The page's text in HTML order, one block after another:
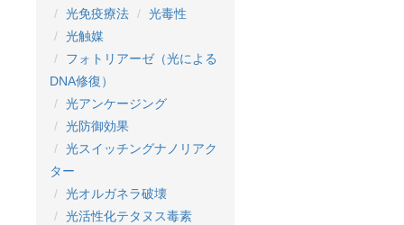
光免疫療法
光毒性
光触媒
フォトリアーゼ（光による
DNA修復）
光アンケージング
光防御効果
光スイッチングナノリアク
ター
光オルガネラ破壊
光活性化テタヌス毒素